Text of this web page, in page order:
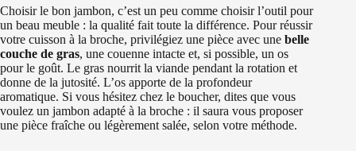
Choisir le bon jambon, c’est un peu comme choisir l’outil pour
un beau meuble : la qualité fait toute la différence. Pour réussir
votre cuisson à la broche, privilégiez une pièce avec une belle
couche de gras, une couenne intacte et, si possible, un os
pour le goût. Le gras nourrit la viande pendant la rotation et
donne de la jutosité. L’os apporte de la profondeur
aromatique. Si vous hésitez chez le boucher, dites que vous
voulez un jambon adapté à la broche : il saura vous proposer
une pièce fraîche ou légèrement salée, selon votre méthode.